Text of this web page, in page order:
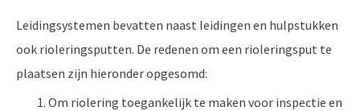
Leidingsystemen bevatten naast leidingen en hulpstukken
ook rioleringsputten. De redenen om een rioleringsput te
plaatsen zijn hieronder opgesomd:
Om riolering toegankelijk te maken voor inspectie en